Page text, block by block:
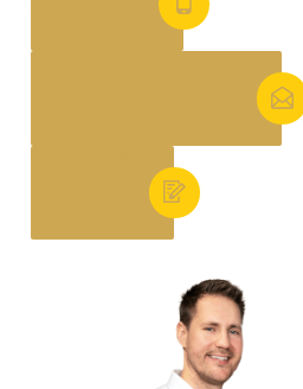
0 51 21 - 51 31 44
anfrage@malek-fenster.de
Jetzt sichern